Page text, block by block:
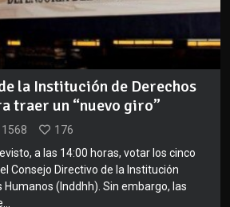
la Institución de Derechos
traer un “nuevo giro”
1568
176
a las 14:00 horas, votar los cinco
Consejo Directivo de la Institución
Humanos (Inddhh). Sin embargo, las